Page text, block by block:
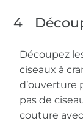
4
Découpez
ciseaux à
d’ouverture
pas de
couture